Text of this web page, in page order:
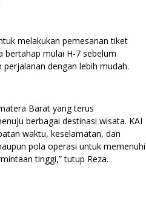
melakukan pemesanan tiket
bertahap mulai H-7 sebelum
dengan lebih mudah.
Barat yang terus
berbagai destinasi wisata. KAI
waktu, keselamatan, dan
pola operasi untuk memenuhi
tinggi,” tutup Reza.